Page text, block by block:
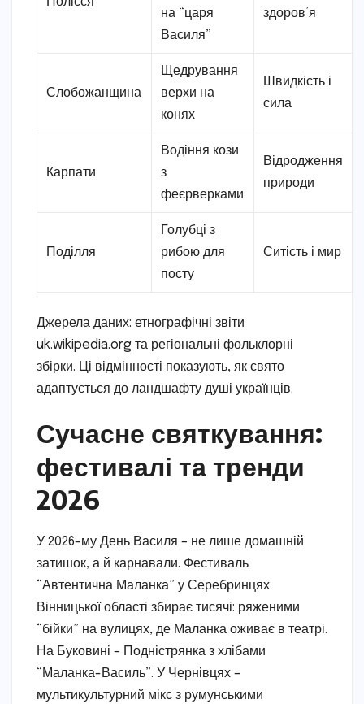
на “царя
Василя”
здоров’я
Слобожанщина
Щедрування
верхи на
конях
Швидкість і
сила
Карпати
Водіння кози
з
феєрверками
Відродження
природи
Поділля
Голубці з
рибою для
посту
Ситість і мир
Джерела даних: етнографічні звіти
uk.wikipedia.org та регіональні фольклорні
збірки. Ці відмінності показують, як свято
адаптується до ландшафту душі українців.
Сучасне святкування:
фестивалі та тренди
2026
У 2026-му День Василя – не лише домашній
затишок, а й карнавали. Фестиваль
“Автентична Маланка” у Серебринцях
Вінницької області збирає тисячі: ряженими
“бійки” на вулицях, де Маланка оживає в театрі.
На Буковині – Подністрянка з хлібами
“Маланка-Василь”. У Чернівцях –
мультикультурний мікс з румунськими